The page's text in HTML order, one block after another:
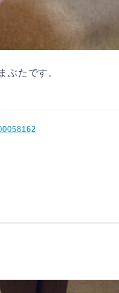
ぶたです。